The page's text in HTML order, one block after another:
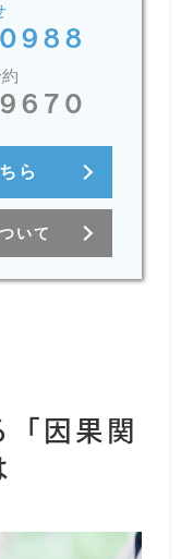
ら
いて
因果関